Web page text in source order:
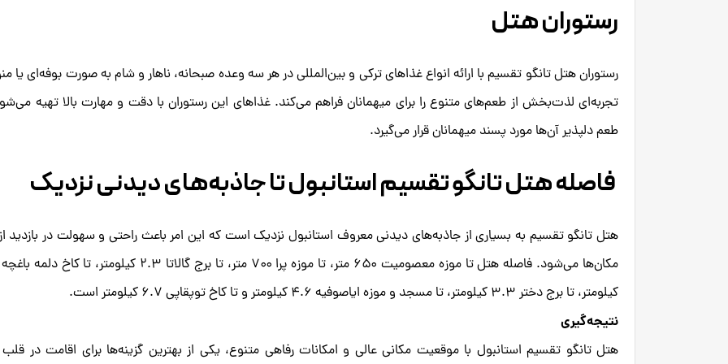
رستوران هتل
رستوران هتل تانگو تقسیم با ارائه انواع غذاهای ترکی و بین‌المللی در هر سه وعده صبحانه، ناهار و شام به صورت بوفه‌ای یا
تجربه‌ای لذت‌بخش از طعم‌های متنوع را برای میهمانان فراهم می‌کند. غذاهای این رستوران با دقت و مهارت بالا تهیه
طعم دلپذیر آن‌ها مورد پسند میهمانان قرار می‌گیرد.
فاصله هتل تانگو تقسیم استانبول تا جاذبه‌های دیدنی نزدیک
هتل تانگو تقسیم به بسیاری از جاذبه‌های دیدنی معروف استانبول نزدیک است که این امر باعث راحتی و سهولت در بازدید
کیلومتر، تا برج دختر ۳.۳ کیلومتر، تا مسجد و موزه ایاصوفیه ۴.۶ کیلومتر و تا کاخ توپقاپی ۶.۷ کیلومتر است.
نتیجه‌گیری
هتل تانگو تقسیم استانبول با موقعیت مکانی عالی و امکانات رفاهی متنوع، یکی از بهترین گزینه‌ها برای اقامت در